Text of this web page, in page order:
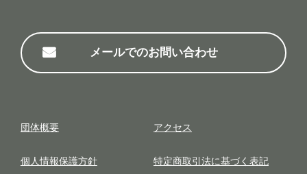
メールでのお問い合わせ
団体概要 アクセス
個⼈情報保護⽅針 特定商取引法に基づく表記